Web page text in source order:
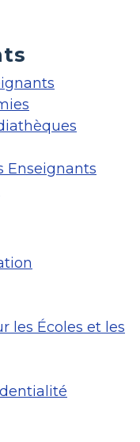
Enseignants
les Écoles et les